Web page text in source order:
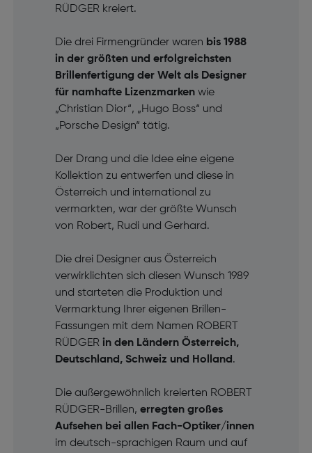
RÜDGER kreiert.
Die drei Firmengründer waren bis 1988
in der größten und erfolgreichsten
Brillenfertigung der Welt als Designer
für namhafte Lizenzmarkenwie
„Christian Dior“, „Hugo Boss“ und
„Porsche Design“ tätig.
Der Drang und die Idee eine eigene
Kollektion zu entwerfen und diese in
Österreich und international zu
vermarkten, war der größte Wunsch
von Robert, Rudi und Gerhard.
Die drei Designer aus Österreich
verwirklichten sich diesen Wunsch 1989
und starteten die Produktion und
Vermarktung Ihrer eigenen Brillen-
Fassungen mit dem Namen ROBERT
RÜDGER in den Ländern Österreich,
Deutschland, Schweiz und Holland .
Die außergewöhnlich kreierten ROBERT
RÜDGER-Brillen, erregten großes
Aufsehen bei allen Fach-Optiker/innen
im deutsch-sprachigen Raum und auf